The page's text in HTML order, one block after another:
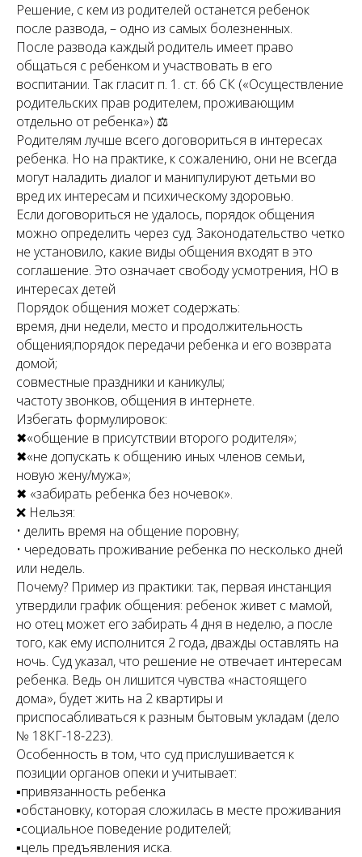
Решение, с кем из родителей останется ребенок
после развода, – одно из самых болезненных.
После развода каждый родитель имеет право
общаться с ребенком и участвовать в его
воспитании. Так гласит п. 1. ст. 66 СК («Осуществление
родительских прав родителем, проживающим
отдельно от ребенка») ⚖️
Родителям лучше всего договориться в интересах
ребенка. Но на практике, к сожалению, они не всегда
могут наладить диалог и манипулируют детьми во
вред их интересам и психическому здоровью.
Если договориться не удалось, порядок общения
можно определить через суд. Законодательство четко
не установило, какие виды общения входят в это
соглашение. Это означает свободу усмотрения, НО в
интересах детей
Порядок общения может содержать:
время, дни недели, место и продолжительность
общения;порядок передачи ребенка и его возврата
домой;
совместные праздники и каникулы;
частоту звонков, общения в интернете.
Избегать формулировок:
✖«общение в присутствии второго родителя»;
✖«не допускать к общению иных членов семьи,
новую жену/мужа»;
✖ «забирать ребенка без ночевок».
❌ Нельзя:
• делить время на общение поровну;
• чередовать проживание ребенка по несколько дней
или недель.
Почему? Пример из практики: так, первая инстанция
утвердили график общения: ребенок живет с мамой,
но отец может его забирать 4 дня в неделю, а после
того, как ему исполнится 2 года, дважды оставлять на
ночь. Суд указал, что решение не отвечает интересам
ребенка. Ведь он лишится чувства «настоящего
дома», будет жить на 2 квартиры и
приспосабливаться к разным бытовым укладам (дело
№ 18КГ-18-223).
Особенность в том, что суд прислушивается к
позиции органов опеки и учитывает:
▪привязанность ребенка
▪обстановку, которая сложилась в месте проживания
▪социальное поведение родителей;
▪цель предъявления иска.